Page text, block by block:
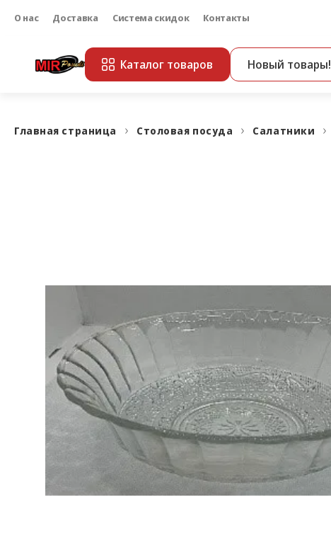
О нас Доставка Система скидок Контакты
Каталог товаров Новый товары!
Главная страница Столовая посуда Салатники